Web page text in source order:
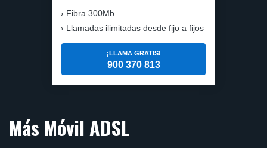
Fibra 300Mb
Llamadas ilimitadas desde fijo a fijos
¡LLAMA GRATIS!
900 370 813
Más Móvil ADSL